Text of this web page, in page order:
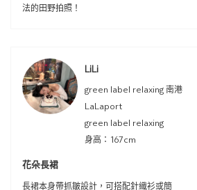
法的田野拍照！
LiLi
green label relaxing 南港
LaLaport
green label relaxing
身高：167cm
花朵長裙
長裙本身帶抓皺設計，可搭配針織衫或簡